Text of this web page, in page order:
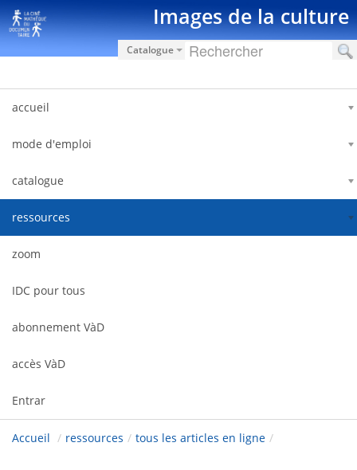
Pular para o conteúdo Images de la culture
Catalogue
accueil
mode d'emploi
catalogue
ressources
zoom
IDC pour tous
abonnement VàD
accès VàD
Entrar
Accueil / ressources / tous les articles en ligne /